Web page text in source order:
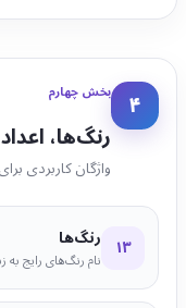
۴ بخش چهارم
رنگ‌ها،
واژگان کاربردی
۱۳ رنگ‌ها
نام رنگ‌های رایج به